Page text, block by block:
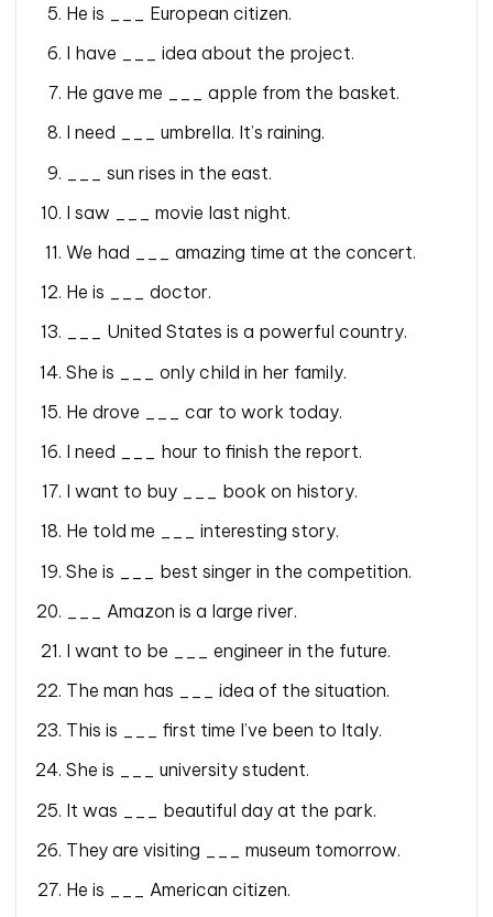
He is ___ European citizen.
I have ___ idea about the project.
He gave me ___ apple from the basket.
I need ___ umbrella. It’s raining.
___ sun rises in the east.
I saw ___ movie last night.
We had ___ amazing time at the concert.
He is ___ doctor.
___ United States is a powerful country.
She is ___ only child in her family.
He drove ___ car to work today.
I need ___ hour to finish the report.
I want to buy ___ book on history.
He told me ___ interesting story.
She is ___ best singer in the competition.
___ Amazon is a large river.
I want to be ___ engineer in the future.
The man has ___ idea of the situation.
This is ___ first time I’ve been to Italy.
She is ___ university student.
It was ___ beautiful day at the park.
They are visiting ___ museum tomorrow.
He is ___ American citizen.